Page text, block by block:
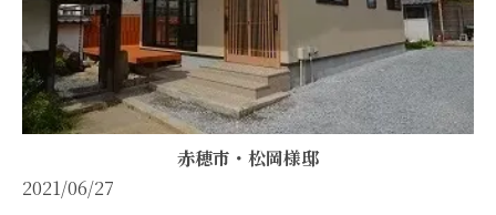
赤穂市・松岡様邸
2021/06/27